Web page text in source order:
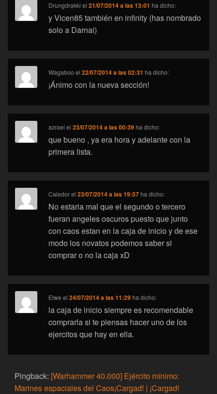
Drungdrakki el21/07/2014 a las 13:01 ha dicho:
y Vicen85 también en infinity (has nombrado
solo a Darnai)
Wagaboo el22/07/2014 a las 02:31 ha dicho:
¡Ánimo con la nueva sección!
azrael el23/07/2014 a las 00:39 ha dicho:
que bueno , ya era hora y adelante con la
primera lista.
Caledorel23/07/2014 a las 19:57 ha dicho:
No estaria mal que el segundo o tercero
fueran angeles oscuros puesto que junto
con caos estan en la caja de inicio y de ese
modo los novatos podemos saber si
comprar o no la caja xD
Elwe el24/07/2014 a las 11:29 ha dicho:
la caja de inicio siempre es recomendable
comprarla si te piensas hacer uno de los
ejercitos que hay en ella.
Pingback: [Warhammer 40.000] Ejército mínimo:
Marines espaciales del Caos¡Cargad! | ¡Cargad!